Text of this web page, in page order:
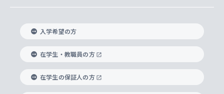
経済学部
外国語学部
キリスト教人間学
身体知
思考と表現
言語教育研究センター
上智大学のグローバル教育
グローバル教育センター
上智大学で学ぶ
学びのサポート
大学院
国際言語情報研究所
グローバル・コンサーン研究所
知的財産
研究支援制度
重点領域研究・自由課題研究
研究活動に関する法令・研究費の使用について
課外教育プログラム
ボランティア活動
グローバルな学びのコミュニティ
学生の相談窓口
心身の健康相談
キャリア形成サポート
入れの方針）
科目等履修生
研究生・外国人特別研究生・国費留学生
理事長・学長メッセージ
学長・副学長紹介
上智大学の精神
上智大学の理念
グローバルエンゲージメント
入学希望の方
在学生・教職員の方
在学生の保証人の方